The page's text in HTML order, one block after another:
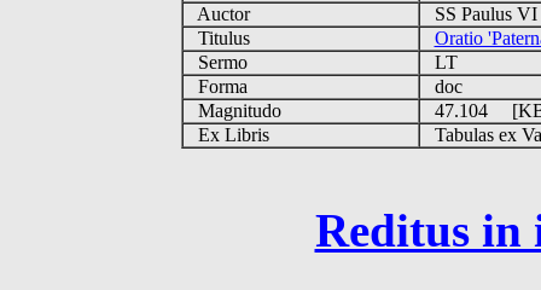
Auctor
SS Paulus
Titulus
Oratio
Sermo
LT
Forma
doc
Magnitudo
47.104
Ex Libris
Tabulas ex
Reditus in